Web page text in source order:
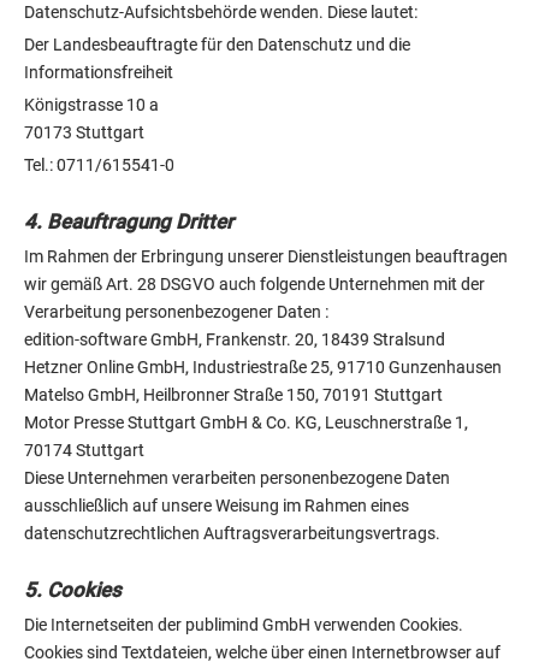
Datenschutz-Aufsichtsbehörde wenden. Diese lautet:
Der Landesbeauftragte für den Datenschutz und die
Informationsfreiheit
Königstrasse 10 a
70173 Stuttgart
Tel.: 0711/615541-0
4. Beauftragung Dritter
Im Rahmen der Erbringung unserer Dienstleistungen beauftragen
wir gemäß Art. 28 DSGVO auch folgende Unternehmen mit der
Verarbeitung personenbezogener Daten :
edition-software GmbH, Frankenstr. 20, 18439 Stralsund
Hetzner Online GmbH, Industriestraße 25, 91710 Gunzenhausen
Matelso GmbH, Heilbronner Straße 150, 70191 Stuttgart
Motor Presse Stuttgart GmbH & Co. KG, Leuschnerstraße 1,
70174 Stuttgart
Diese Unternehmen verarbeiten personenbezogene Daten
ausschließlich auf unsere Weisung im Rahmen eines
datenschutzrechtlichen Auftragsverarbeitungsvertrags.
5. Cookies
Die Internetseiten der publimind GmbH verwenden Cookies.
Cookies sind Textdateien, welche über einen Internetbrowser auf